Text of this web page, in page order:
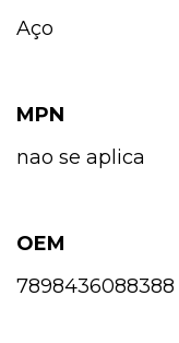
Aço
MPN
nao se aplica
OEM
7898436088388